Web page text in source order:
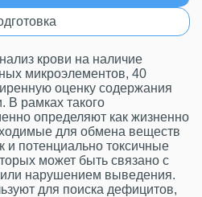
крови на наличие
микроэлементов, 40
оценку содержания
В рамках такого
определяют как жизненно
для обмена веществ
и потенциально токсичные
может быть связано с
нарушением выведения.
для поиска дефицитов,